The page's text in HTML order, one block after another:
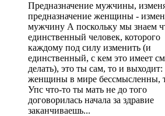
Предназначение мужчины,
предназначение женщины -
мужчину А поскольку мы знаем
единственный человек, которого
каждому под силу изменить (и
единственный, с кем это имеет
делать), это ты сам, то и выходит:
женщины в мире бессмысленны,
Упс что-то ты мать не до того
договорилась начала за здравие
заканчиваешь...